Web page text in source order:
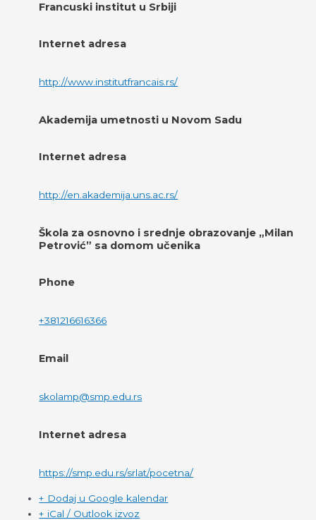
Francuski institut u Srbiji
Internet adresa
http://www.institutfrancais.rs/
Akademija umetnosti u Novom Sadu
Internet adresa
http://en.akademija.uns.ac.rs/
Škola za osnovno i srednje obrazovanje „Milan
Petrović” sa domom učenika
Phone
+381216616366
Email
skolamp@smp.edu.rs
Internet adresa
https://smp.edu.rs/srlat/pocetna/
+ Dodaj u Google kalendar
+ iCal / Outlook izvoz